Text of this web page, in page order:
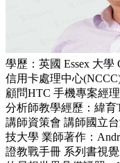
學歷：英國 Essex 大學
信用卡處理中心
顧問HTC 手機專案經
分析師教學經歷：緯育
講師資策會 講師國立
技大學 業師著作：
證教戰手冊 系列書視覺